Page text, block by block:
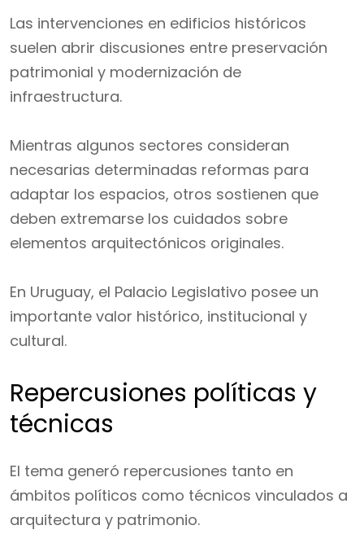
Las intervenciones en edificios históricos
suelen abrir discusiones entre preservación
patrimonial y modernización de
infraestructura.
Mientras algunos sectores consideran
necesarias determinadas reformas para
adaptar los espacios, otros sostienen que
deben extremarse los cuidados sobre
elementos arquitectónicos originales.
En Uruguay, el Palacio Legislativo posee un
importante valor histórico, institucional y
cultural.
Repercusiones políticas y
técnicas
El tema generó repercusiones tanto en
ámbitos políticos como técnicos vinculados a
arquitectura y patrimonio.